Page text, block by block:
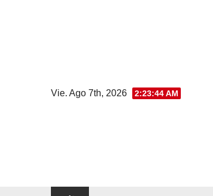
Vie. Ago 7th, 2026 2:23:45 AM